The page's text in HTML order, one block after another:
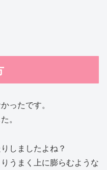
ったです。
。
しましたよね？
うまく上に膨らむような